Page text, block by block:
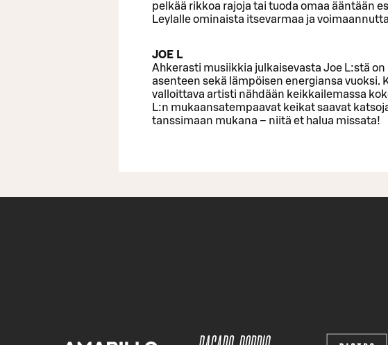
pelkää rikkoa rajoja tai tuoda omaa ääntään
Leylalle ominaista itsevarmaa ja
JOE L
Ahkerasti musiikkia julkaisevasta Joe L:stä
asenteen sekä lämpöisen energiansa vuoksi.
valloittava artisti nähdään keikkailemassa
L:n mukaansatempaavat keikat saavat
tanssimaan mukana – niitä et halua missata!